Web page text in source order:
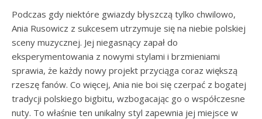
Podczas gdy niektóre gwiazdy błyszczą tylko chwilowo,
Ania Rusowicz z sukcesem utrzymuje się na niebie polskiej
sceny muzycznej. Jej niegasnący zapał do
eksperymentowania z nowymi stylami i brzmieniami
sprawia, że każdy nowy projekt przyciąga coraz większą
rzeszę fanów. Co więcej, Ania nie boi się czerpać z bogatej
tradycji polskiego bigbitu, wzbogacając go o współczesne
nuty. To właśnie ten unikalny styl zapewnia jej miejsce w